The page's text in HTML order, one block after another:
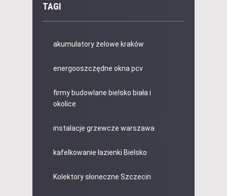
TAGI
akumulatory żelowe kraków
energooszczędne okna pcv
firmy budowlane bielsko biała i
okolice
instalacje grzewcze warszawa
kafelkowanie łazienki Bielsko
Kolektory słoneczne Szczecin